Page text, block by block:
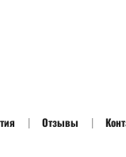
Отзывы